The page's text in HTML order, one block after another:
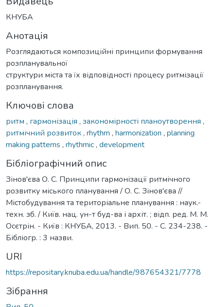
КНУБА
Анотація
Розглядаються композиційні принципи формування
розпланувальної
структури міста та їх відповідності процесу ритмізації
розпланування.
Ключові слова
ритм , гармонізація , закономірності планоутворення ,
ритмічний розвиток, rhythm , harmonization , planning
making patterns , rhythmic, development
Бібліографічний опис
Зінов'єва О. С. Принципи гармонізації ритмічного
розвитку міського планування / О. С. Зінов'єва //
Містобудування та територіальне планування : наук.-
техн. зб. / Київ. нац. ун-т буд-ва і архіт. ; відп. ред. М. М.
Осєтрін. - Київ : КНУБА, 2013. - Вип. 50. - С. 234-238. -
Бібліогр. : 3 назви.
URI
https://repositary.knuba.edu.ua/handle/987654321/7778
Зібрання